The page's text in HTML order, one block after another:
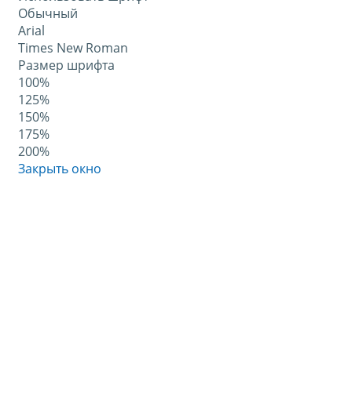
Обычный
Arial
Times New Roman
Размер шрифта
100%
125%
150%
175%
200%
Закрыть окно